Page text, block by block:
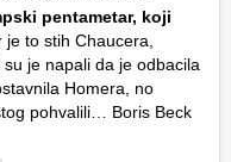
pentametar, koji
je to stih Chaucera,
je napali da je odbacila
Homera, no
pohvalili… Boris Beck